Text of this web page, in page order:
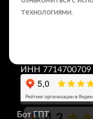
БорисХоф
ИНН 7714700709
технологиями.
Бот ГПТ